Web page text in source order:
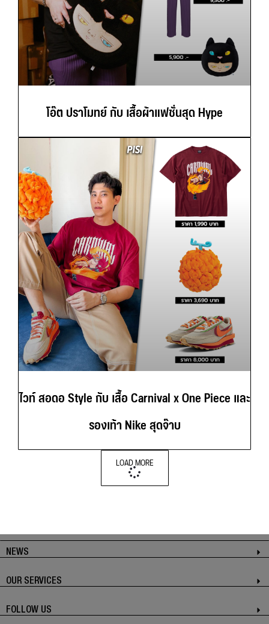
โอ๊ต ปราโมทย์ กับ เสื้อผ้าแฟชั่นสุด Hype
ไวท์ สอดอ Style กับ เสื้อ Carnival x One Piece และ
รองเท้า Nike สุดจ๊าบ
LOAD MORE
NEWS
OUR SERVICES
FOLLOW US